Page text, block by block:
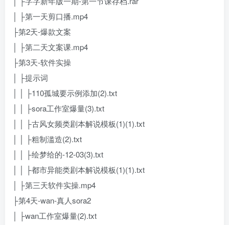
│ ├第一天剪口播.mp4
├第2天-爆款文案
│ ├第二天文案课.mp4
├第3天-软件实操
│ ├提示词
│ │ ├110孤城要示例添加(2).txt
│ │ ├sora工作室爆量(3).txt
│ │ ├古风女频类剧本解说模板(1)(1).txt
│ │ ├粗制滥造(2).txt
│ │ ├绘梦给的-12-03(3).txt
│ │ ├都市异能类剧本解说模板(1)(1).txt
│ ├第三天软件实操.mp4
├第4天-wan-真人sora2
│ ├wan工作室爆量(2).txt